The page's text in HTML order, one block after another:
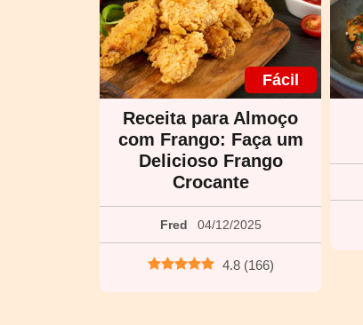
Fácil
Receita para Almoço
com Frango: Faça um
Delicioso Frango
Crocante
Fred 04/12/2025
4.8 (166)